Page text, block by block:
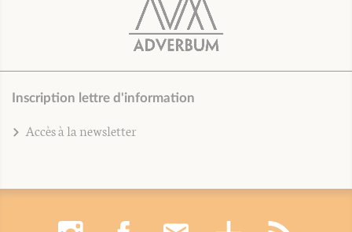
Inscription lettre d'information
Accès à la newsletter